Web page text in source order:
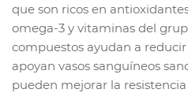
que son ricos en
omega-3 y vitaminas del
compuestos ayudan a
apoyan vasos sanguíneos
pueden mejorar la